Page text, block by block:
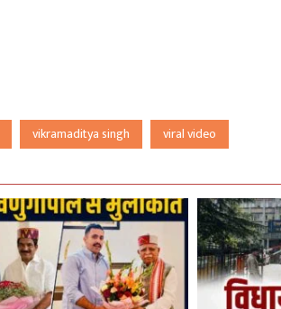
vikramaditya singh viral video